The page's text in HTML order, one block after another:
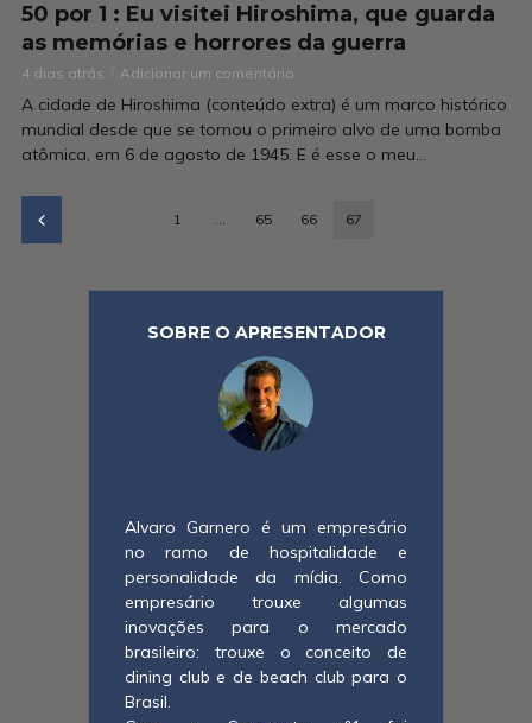
50 por 1 : Eu visitei Hiroshima, que guarda
as memórias e horrores da guerra
4 dias atrás Adicionar um comentário
A cidade de Hiroshima (conteúdo extra) é um marco histórico
mundial desde que se tornou o primeiro alvo de uma bomba
atômica, em 6 de agosto de 1945. E é esse o meu...
1 … 65 66 67
SOBRE O APRESENTADOR
Alvaro Garnero é um empresário
no ramo de hospitalidade e
personalidade da mídia. Como
empresário trouxe algumas
inovações para o mercado
brasileiro: trouxe o conceito de
dining club e de beach club para o
Brasil.